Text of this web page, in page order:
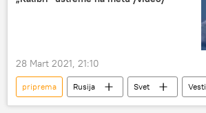
28 Mart 2021, 21:10
priprema Rusija Svet
Vesti
lansiranje
"Kalibar"